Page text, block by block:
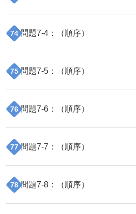
74 問題7-4 ：（順序）
75 問題7-5 ：（順序）
76 問題7-6 ：（順序）
77 問題7-7 ：（順序）
78 問題7-8 ：（順序）